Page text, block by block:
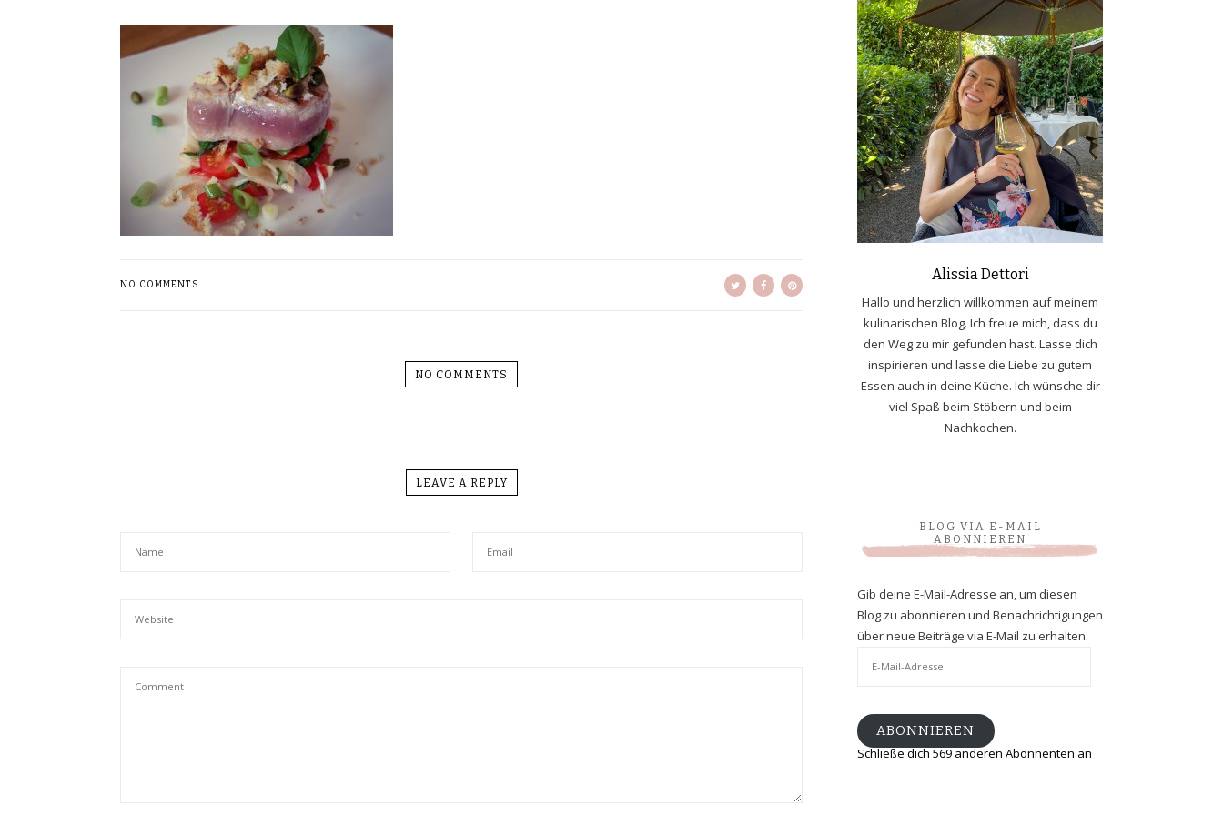
NO COMMENTS
NO COMMENTS
LEAVE A REPLY
Alissia Dettori
Hallo und herzlich willkommen auf meinem
kulinarischen Blog. Ich freue mich, dass du
den Weg zu mir gefunden hast. Lasse dich
inspirieren und lasse die Liebe zu gutem
Essen auch in deine Küche. Ich wünsche dir
viel Spaß beim Stöbern und beim
Nachkochen.
BLOG VIA E-MAIL
ABONNIEREN
Gib deine E-Mail-Adresse an, um diesen
Blog zu abonnieren und Benachrichtigungen
über neue Beiträge via E-Mail zu erhalten.
ABONNIEREN
Schließe dich 569 anderen Abonnenten an